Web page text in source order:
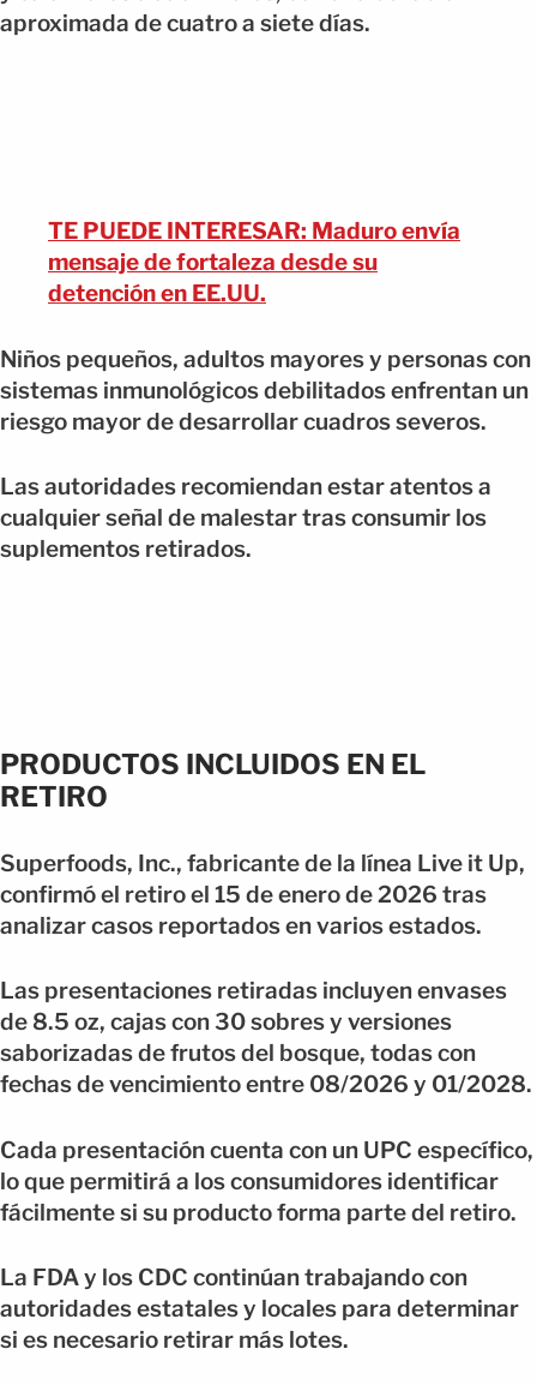
aproximada de cuatro a siete días.
TE PUEDE INTERESAR: Maduro envía
mensaje de fortaleza desde su
detención en EE.UU.
Niños pequeños, adultos mayores y personas con
sistemas inmunológicos debilitados enfrentan un
riesgo mayor de desarrollar cuadros severos.
Las autoridades recomiendan estar atentos a
cualquier señal de malestar tras consumir los
suplementos retirados.
PRODUCTOS INCLUIDOS EN EL
RETIRO
Superfoods, Inc., fabricante de la línea Live it Up,
confirmó el retiro el 15 de enero de 2026 tras
analizar casos reportados en varios estados.
Las presentaciones retiradas incluyen envases
de 8.5 oz, cajas con 30 sobres y versiones
saborizadas de frutos del bosque, todas con
fechas de vencimiento entre 08/2026 y 01/2028.
Cada presentación cuenta con un UPC específico,
lo que permitirá a los consumidores identificar
fácilmente si su producto forma parte del retiro.
La FDA y los CDC continúan trabajando con
autoridades estatales y locales para determinar
si es necesario retirar más lotes.